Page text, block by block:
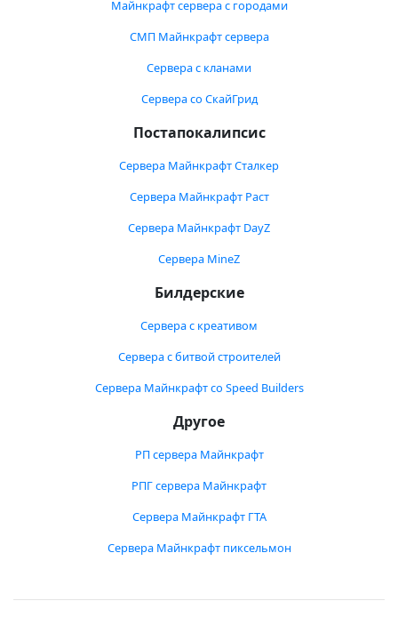
Майнкрафт сервера с городами
СМП Майнкрафт сервера
Сервера с кланами
Сервера со СкайГрид
Постапокалипсис
Сервера Майнкрафт Сталкер
Сервера Майнкрафт Раст
Сервера Майнкрафт DayZ
Сервера MineZ
Билдерские
Сервера с креативом
Сервера с битвой строителей
Сервера Майнкрафт со Speed Builders
Другое
РП сервера Майнкрафт
РПГ сервера Майнкрафт
Сервера Майнкрафт ГТА
Сервера Майнкрафт пиксельмон